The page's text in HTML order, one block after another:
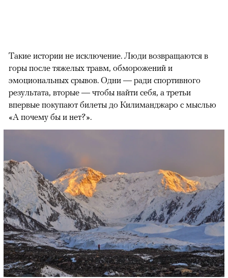
Такие истории не исключение. Люди возвращаются в
горы после тяжелых травм, обморожений и
эмоциональных срывов. Одни — ради спортивного
результата, вторые — чтобы найти себя, а третьи
впервые покупают билеты до Килиманджаро с мыслью
«А почему бы и нет?».